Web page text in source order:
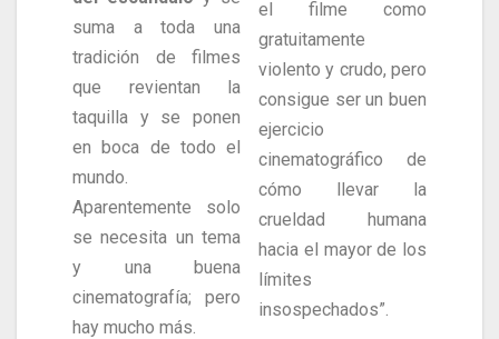
suma a toda una
tradición de filmes
que revientan la
taquilla y se ponen
en boca de todo el
mundo.
Aparentemente solo
se necesita un tema
y una buena
cinematografía; pero
hay mucho más.
el filme como
gratuitamente
violento y crudo, pero
consigue ser un buen
ejercicio
cinematográfico de
cómo llevar la
crueldad humana
hacia el mayor de los
límites
insospechados”.